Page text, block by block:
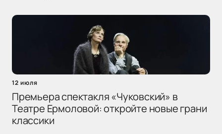
12 июля
Премьера спектакля «Чуковский» в
Театре Ермоловой: откройте новые грани
классики